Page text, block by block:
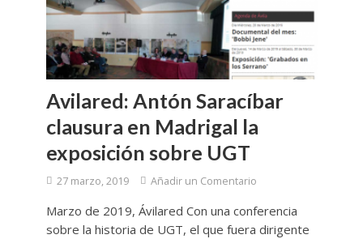
Avilared: Antón Saracíbar
clausura en Madrigal la
exposición sobre UGT
27 marzo, 2019 Añadir un Comentario
Marzo de 2019, Ávilared Con una conferencia
sobre la historia de UGT, el que fuera dirigente